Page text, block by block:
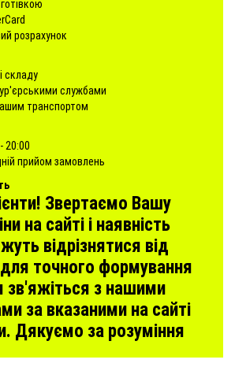
розрахунок
складу
службами
транспортом
20:00
прийом замовлень
Звертаємо Вашу
на сайті і наявність
відрізнятися від
точного формування
зв'яжіться з нашими
за вказаними на сайті
Дякуємо за розуміння